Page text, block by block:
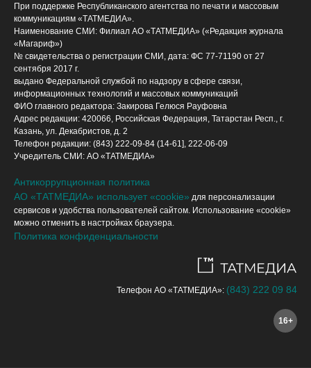
При поддержке Республиканского агентства по печати и массовым
коммуникациям «ТАТМЕДИА».
Наименование СМИ: Филиал АО «ТАТМЕДИА» («Редакция журнала
«Магариф»)
№ свидетельства о регистрации СМИ, дата: ФС 77-71190 от 27
сентября 2017 г.
выдано Федеральной службой по надзору в сфере связи,
информационных технологий и массовых коммуникаций
ФИО главного редактора: Закирова Гелюся Рауфовна
Адрес редакции: 420066, Российская Федерация, Татарстан Респ., г.
Казань, ул. Декабристов, д. 2
Телефон редакции: (843) 222-09-84 (14-61], 222-06-09
Учредитель СМИ: АО «ТАТМЕДИА»
Антикоррупционная политика
АО «ТАТМЕДИА» использует «cookie» для персонализации
сервисов и удобства пользователей сайтом. Использование «cookie»
можно отменить в настройках браузера.
Политика конфиденциальности
Телефон АО «ТАТМЕДИА»: (843) 222 09 84
16+